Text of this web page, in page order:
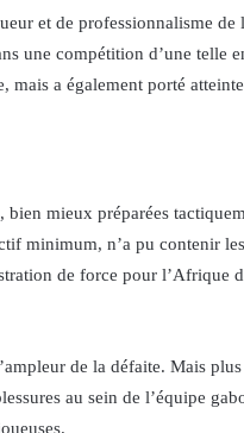
et de professionnalisme de
une compétition d’une telle
mais a également porté
mieux préparées
minimum, n’a pu contenir
de force pour l’Afrique
de la défaite. Mais
au sein de l’équipe